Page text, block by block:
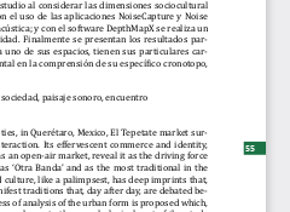
55
al considerar las dimensiones sociocultural
el  uso  de  las  aplicaciones  NoiseCapture  y  Noise
y con el software DepthMapX se realiza un
Finalmente se presentan los resultados par-
uno  de  sus  espacios,  tienen  sus  particulares  car-
en la comprensión de su específico cronotopo,
paisaje sonoro, encuentro
in Querétaro, Mexico, El Tepetate market sur-
Its  effervescent  commerce  and  identity,
an open-air market, reveal it as the driving force
‘Otra  Banda’  and  as  the  most  traditional  in  the
like a palimpsest, has deep imprints that,
traditions that, day after day, are debated be-
of analysis of the urban form is proposed which,